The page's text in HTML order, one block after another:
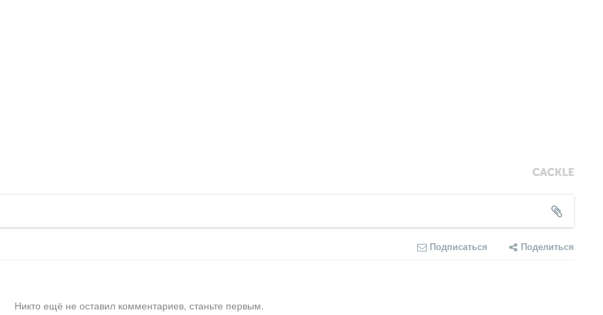
Подписаться Поделиться
Никто ещё не оставил комментариев, станьте первым.